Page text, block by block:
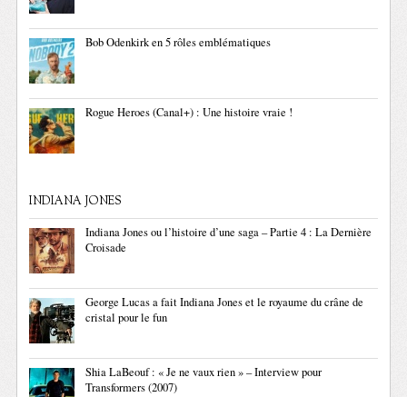
Bob Odenkirk en 5 rôles emblématiques
Rogue Heroes (Canal+) : Une histoire vraie !
INDIANA JONES
Indiana Jones ou l’histoire d’une saga – Partie 4 : La Dernière
Croisade
George Lucas a fait Indiana Jones et le royaume du crâne de
cristal pour le fun
Shia LaBeouf : « Je ne vaux rien » – Interview pour
Transformers (2007)